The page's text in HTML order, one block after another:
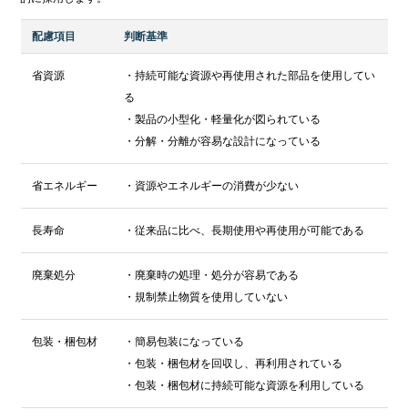
配慮項目 判断基準
省資源
・持続可能な資源や再使用された部品を使用してい
る
・製品の小型化・軽量化が図られている
・分解・分離が容易な設計になっている
省エネルギー ・資源やエネルギーの消費が少ない
長寿命 ・従来品に比べ、長期使用や再使用が可能である
廃棄処分
・廃棄時の処理・処分が容易である
・規制禁止物質を使用していない
包装・梱包材
・簡易包装になっている
・包装・梱包材を回収し、再利用されている
・包装・梱包材に持続可能な資源を利用している